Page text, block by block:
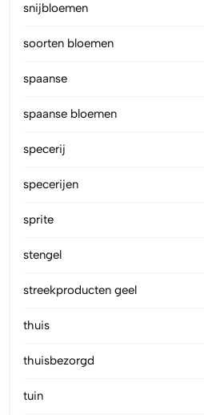
snijbloemen
soorten bloemen
spaanse
spaanse bloemen
specerij
specerijen
sprite
stengel
streekproducten geel
thuis
thuisbezorgd
tuin